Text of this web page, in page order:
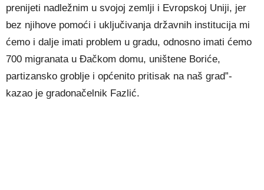
prenijeti nadležnim u svojoj zemlji i Evropskoj Uniji, jer
bez njihove pomoći i uključivanja državnih institucija mi
ćemo i dalje imati problem u gradu, odnosno imati ćemo
700 migranata u Đačkom domu, uništene Boriće,
partizansko groblje i općenito pritisak na naš grad”-
kazao je gradonačelnik Fazlić.